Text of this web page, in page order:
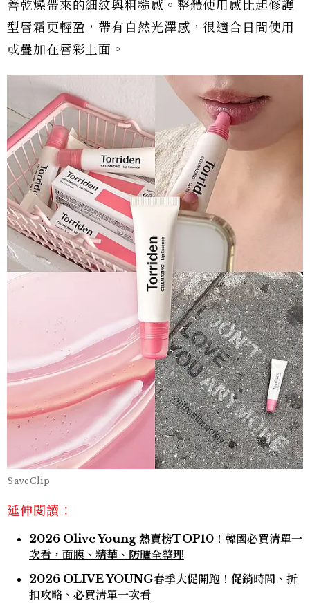
善乾燥帶來的細紋與粗糙感。整體使用感比起修護
型唇霜更輕盈，帶有自然光澤感，很適合日間使用
或疊加在唇彩上面。
SaveClip
延伸閱讀：
2026 Olive Young 熱賣榜TOP10！韓國必買清單一
次看，面膜、精華、防曬全整理
2026 OLIVE YOUNG春季大促開跑！促銷時間、折
扣攻略、必買清單一次看